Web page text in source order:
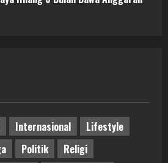
Internasional
Lifestyle
Politik
Religi